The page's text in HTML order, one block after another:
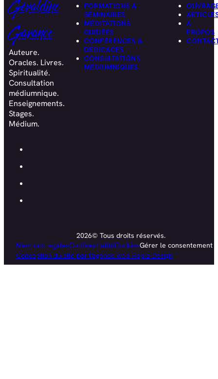
Géraldine
Garance
Auteure.
Oracles. Livres.
Spiritualité.
Consultation
médiumnique.
Enseignements.
Stages.
Médium.
FORMATIONS &
SÉMINAIRES
MÉDITATIONS
GUIDÉES
CONFÉRENCES &
DÉDICACES
CONSULTATIONS
MÉDIUMNIQUES
À
PROPOS
2026© Tous droits réservés.
Mentions légalesConfidentialitéCookiesGérer le consentement
Conception du site par l'agence web Hopla Design